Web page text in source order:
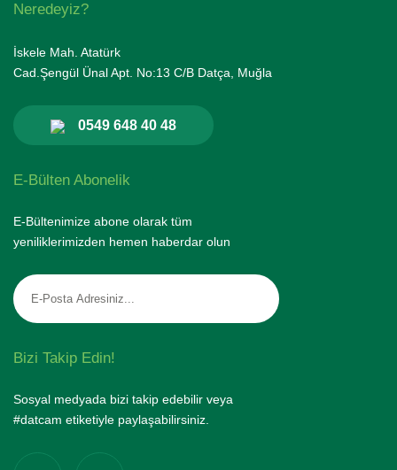
Neredeyiz?
İskele Mah. Atatürk
Cad.Şengül Ünal Apt. No:13 C/B Datça, Muğla
0549 648 40 48
E-Bülten Abonelik
E-Bültenimize abone olarak tüm
yeniliklerimizden hemen haberdar olun
Bizi Takip Edin!
Sosyal medyada bizi takip edebilir veya
#datcam etiketiyle paylaşabilirsiniz.